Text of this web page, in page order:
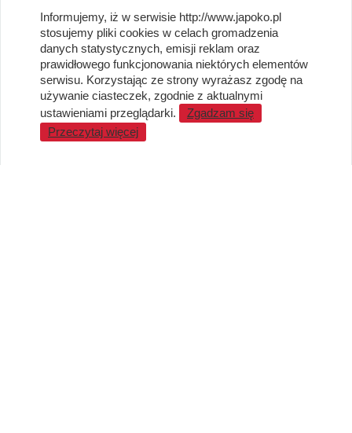
OBSŁUGA KLIENTA
Regulamin i Polityka Cookies
Dostawa, Reklamacje i Zwroty
Metody płatności
Standardy jakości i bezpieczeństwa
WARTO WIEDZIEĆ
Informujemy, iż w serwisie http://www.japoko.pl
stosujemy pliki cookies w celach gromadzenia
danych statystycznych, emisji reklam oraz
prawidłowego funkcjonowania niektórych elementów
serwisu. Korzystając ze strony wyrażasz zgodę na
używanie ciasteczek, zgodnie z aktualnymi
ustawieniami przeglądarki.
Zgadzam się
Przeczytaj więcej